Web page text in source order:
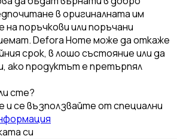
в оригиналната им
поръчкови или поръчани
Defora Home може да откаже
срок, в лошо състояние или да
ако продуктът е претърпял
сте?
се възползвайте от специални
си